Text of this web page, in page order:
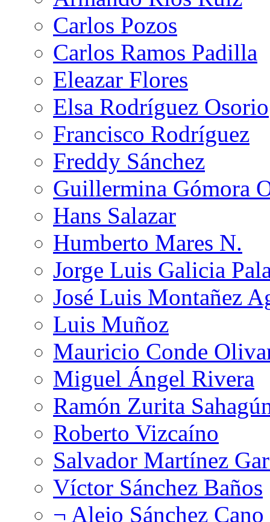
Carlos Pozos
Carlos Ramos Padilla
Eleazar Flores
Elsa Rodríguez Osorio
Francisco Rodríguez
Freddy Sánchez
Guillermina Gómora
Hans Salazar
Humberto Mares N.
Jorge Luis Galicia
José Luis Montañez
Luis Muñoz
Mauricio Conde
Miguel Ángel Rivera
Ramón Zurita
Roberto Vizcaíno
Salvador Martínez
Víctor Sánchez Baños
¬ Alejo Sánchez Cano